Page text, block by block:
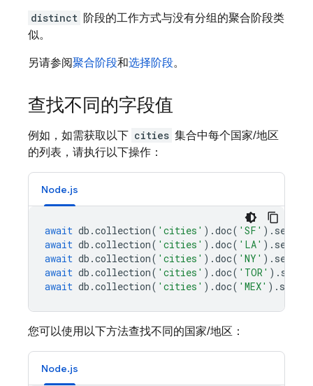
distinct 阶段的工作方式与没有分组的聚合阶段类
似。
另请参阅聚合阶段和选择阶段。
查找不同的字段值
例如，如需获取以下 cities 集合中每个国家/地区
的列表，请执行以下操作：
Node.js
await db .collection( 'cities' ).doc( 'SF' ). set
await db .collection( 'cities' ).doc( 'LA' ). set
await db .collection( 'cities' ).doc( 'NY' ). set
await db .collection( 'cities' ).doc( 'TOR' ). set
await db .collection( 'cities' ).doc( 'MEX' ). set
您可以使用以下方法查找不同的国家/地区：
Node.js